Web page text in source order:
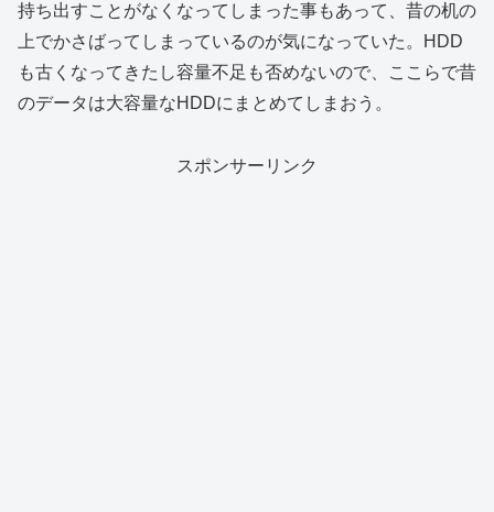
持ち出すことがなくなってしまった事もあって、昔の机の
上でかさばってしまっているのが気になっていた。HDD
も古くなってきたし容量不足も否めないので、ここらで昔
のデータは大容量なHDDにまとめてしまおう。
スポンサーリンク